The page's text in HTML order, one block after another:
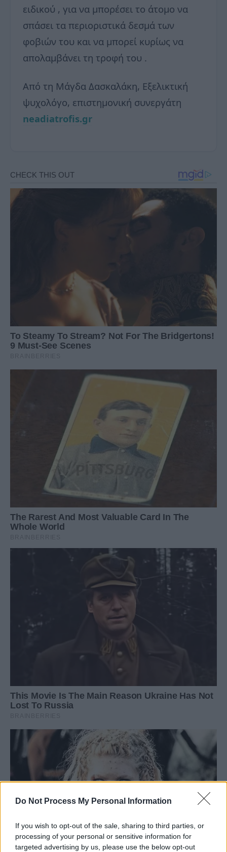
Do Not Process My Personal Information
If you wish to opt-out of the sale, sharing to third parties, or
processing of your personal or sensitive information for
targeted advertising by us, please use the below opt-out
ειδικού , για να μπορέσει το άτομο να
σπάσει τα περιοριστικά δεσμά των
φοβιών του και να μπορεί κυρίως να
απολαμβάνει τη τροφή του .
Από τη Μάγδα Δασκαλάκη, Εξελικτική
ψυχολόγο, επιστημονική συνεργάτη
neadiatrofis.gr